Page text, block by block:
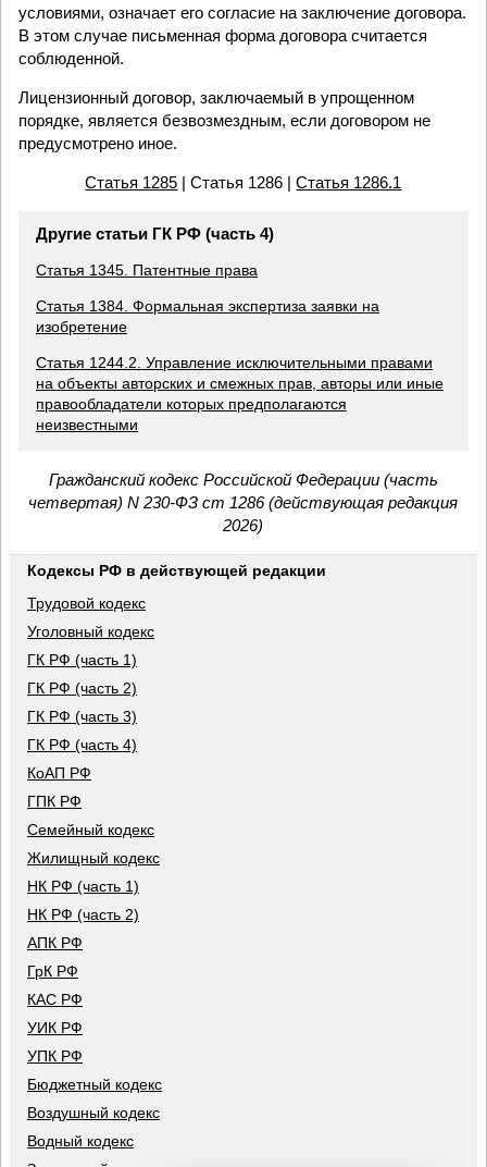
условиями, означает его согласие на заключение договора.
В этом случае письменная форма договора считается
соблюденной.
Лицензионный договор, заключаемый в упрощенном
порядке, является безвозмездным, если договором не
предусмотрено иное.
Статья 1285 | Статья 1286 |Статья 1286.1
Другие статьи ГК РФ (часть 4)
Статья 1345. Патентные права
Статья 1384. Формальная экспертиза заявки на
изобретение
Статья 1244.2. Управление исключительными правами
на объекты авторских и смежных прав, авторы или иные
правообладатели которых предполагаются
неизвестными
Гражданский кодекс Российской Федерации (часть
четвертая) N 230-ФЗ ст 1286 (действующая редакция
2026)
Кодексы РФ в действующей редакции
Трудовой кодекс
Уголовный кодекс
ГК РФ (часть 1)
ГК РФ (часть 2)
ГК РФ (часть 3)
ГК РФ (часть 4)
КоАП РФ
ГПК РФ
Семейный кодекс
Жилищный кодекс
НК РФ (часть 1)
НК РФ (часть 2)
АПК РФ
ГрК РФ
КАС РФ
УИК РФ
УПК РФ
Бюджетный кодекс
Воздушный кодекс
Водный кодекс